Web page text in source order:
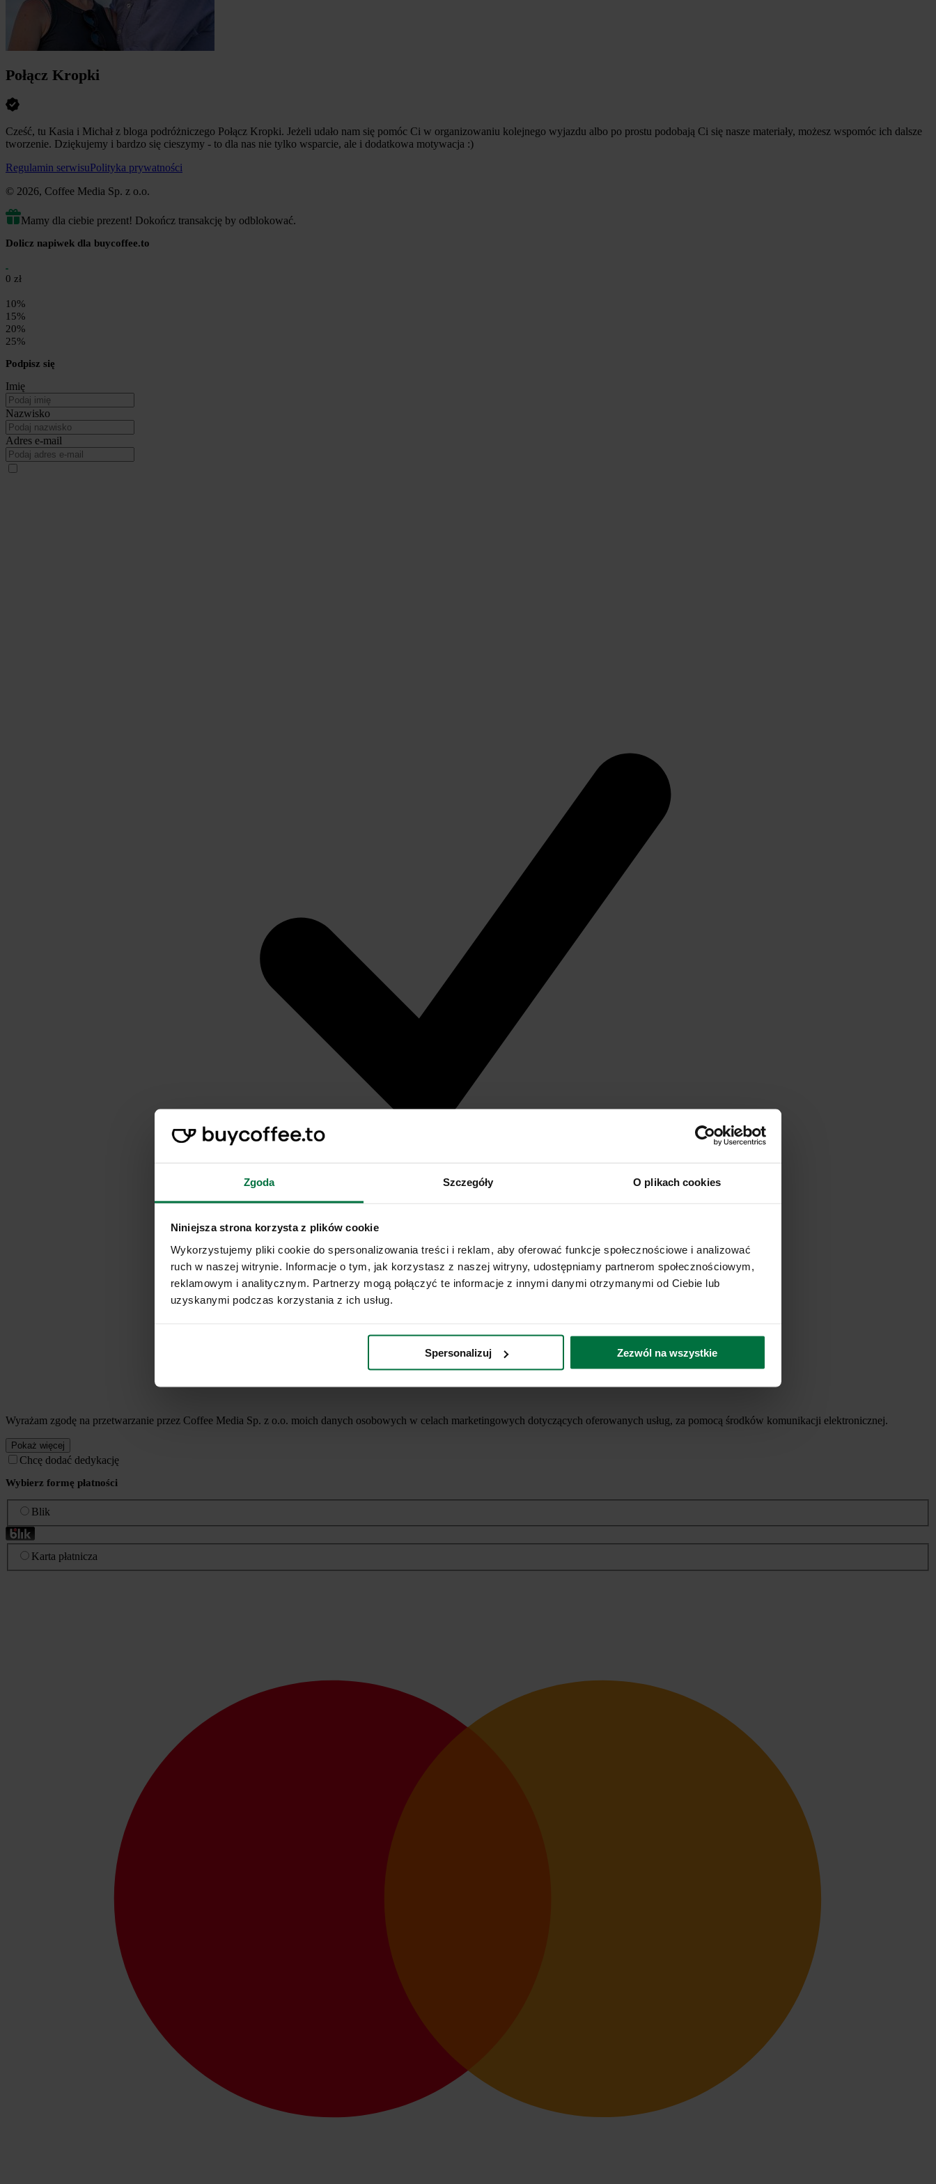
Zgoda Szczegóły O plikach cookies
Niniejsza strona korzysta z plików cookie
Wykorzystujemy pliki cookie do spersonalizowania treści i reklam, aby oferować funkcje społecznościowe i analizować
ruch w naszej witrynie. Informacje o tym, jak korzystasz z naszej witryny, udostępniamy partnerom społecznościowym,
reklamowym i analitycznym. Partnerzy mogą połączyć te informacje z innymi danymi otrzymanymi od Ciebie lub
uzyskanymi podczas korzystania z ich usług.
Spersonalizuj Zezwól na wszystkie
Połącz Kropki
Cześć, tu Kasia i Michał z bloga podróżniczego Połącz Kropki. Jeżeli udało nam się pomóc Ci w organizowaniu kolejnego wyjazdu albo po prostu podobają Ci się nasze materiały, możesz wspomóc ich dalsze
tworzenie. Dziękujemy i bardzo się cieszymy - to dla nas nie tylko wsparcie, ale i dodatkowa motywacja :)
Regulamin serwisuPolityka prywatności
© 2026, Coffee Media Sp. z o.o.
Mamy dla ciebie prezent! Dokończ transakcję by odblokować.
Dolicz napiwek dla buycoffee.to
0 zł
10%
15%
20%
25%
Podpisz się
Imię
Nazwisko
Adres e-mail
Wyrażam zgodę na przetwarzanie przez Coffee Media Sp. z o.o. moich danych osobowych w celach marketingowych dotyczących oferowanych usług, za pomocą środków komunikacji elektronicznej.
Pokaż więcej
Chcę dodać dedykację
Wybierz formę płatności
Blik
Karta płatnicza